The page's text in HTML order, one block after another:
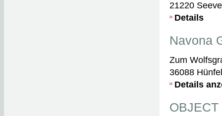
21220
Details
Navona
Zum
36088
Details